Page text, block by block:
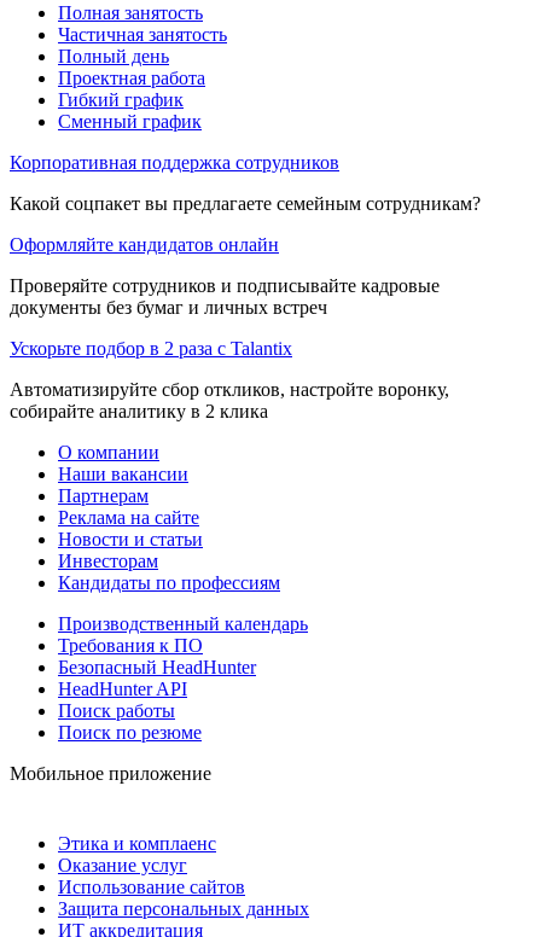
Полная занятость
Частичная занятость
Полный день
Проектная работа
Гибкий график
Сменный график
Корпоративная поддержка сотрудников
Какой соцпакет вы предлагаете семейным сотрудникам?
Оформляйте кандидатов онлайн
Проверяйте сотрудников и подписывайте кадровые
документы без бумаг и личных встреч
Ускорьте подбор в 2 раза с Talantix
Автоматизируйте сбор откликов, настройте воронку,
собирайте аналитику в 2 клика
О компании
Наши вакансии
Партнерам
Реклама на сайте
Новости и статьи
Инвесторам
Кандидаты по профессиям
Производственный календарь
Требования к ПО
Безопасный HeadHunter
HeadHunter API
Поиск работы
Поиск по резюме
Мобильное приложение
Этика и комплаенс
Оказание услуг
Использование сайтов
Защита персональных данных
ИТ аккредитация